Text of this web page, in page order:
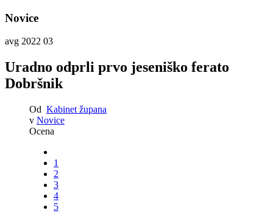
Novice
avg 2022 03
Uradno odprli prvo jeseniško ferato
Dobršnik
Od Kabinet župana
v Novice
Ocena
1
2
3
4
5